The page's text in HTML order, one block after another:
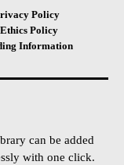
Policy
Ethics Policy
Information
can be added
with one click.